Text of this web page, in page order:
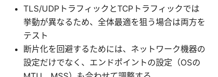
TLS/UDPトラフィックとTCPトラフィックでは
挙動が異なるため、全体最適を狙う場合は両方を
テスト
断片化を回避するためには、ネットワーク機器の
設定だけでなく、エンドポイントの設定（OSの